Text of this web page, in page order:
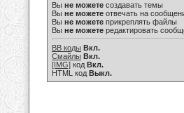
Вы не можете создавать темы
Вы не можете отвечать на
Вы не можете прикреплять файлы
Вы не можете редактировать
BB коды Вкл.
Смайлы Вкл.
[IMG] код Вкл.
HTML код Выкл.